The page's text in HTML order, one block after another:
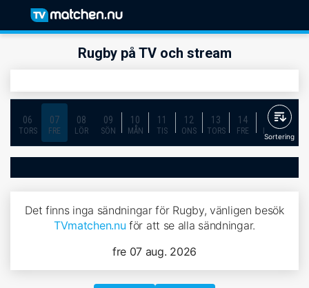
Rugby på TV och stream
06
TORS
07
FRE
08
LÖR
09
SÖN
10
MÅN
11
TIS
12
ONS
13
TORS
14
FRE
15
LÖR
Sortering
Det finns inga sändningar för Rugby, vänligen besök
TVmatchen.nu för att se alla sändningar.
fre 07 aug. 2026